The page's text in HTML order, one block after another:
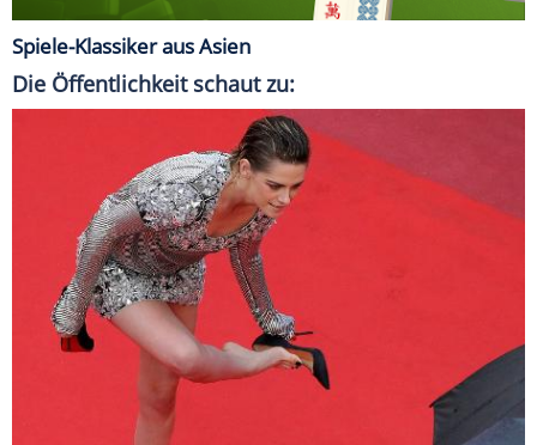
Spiele-Klassiker aus Asien
Die Öffentlichkeit schaut zu: